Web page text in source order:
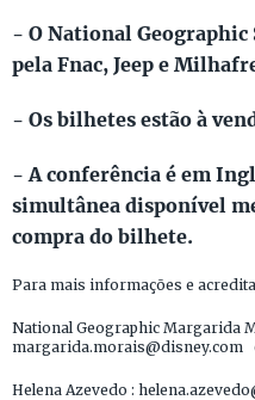
- O National
pela Fnac, Jeep e
- Os bilhetes estão à
- A conferência é em
simultânea disponível
compra do bilhete.
Para mais informações e
National Geographic Margarida
margarida.morais@disney.com
Helena Azevedo :